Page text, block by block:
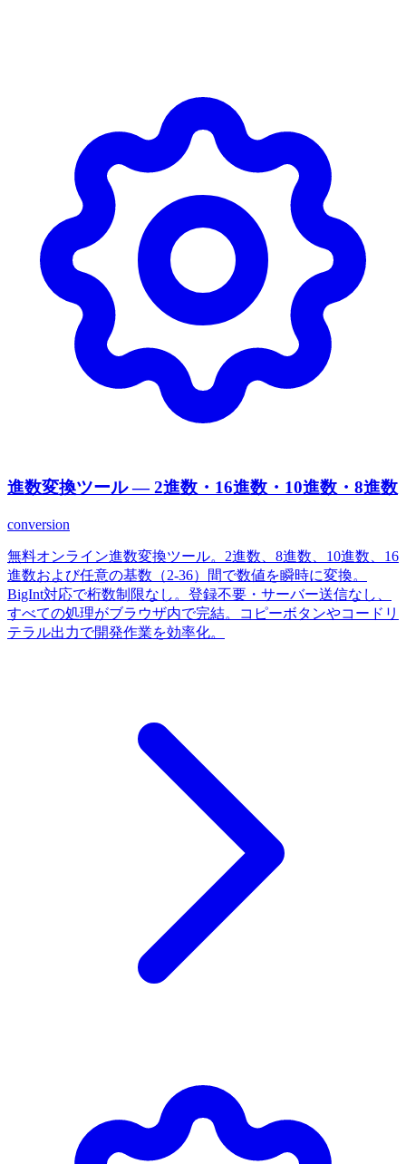
進数変換ツール — 2進数・16進数・10進数・8進数
conversion
無料オンライン進数変換ツール。2進数、8進数、10進数、16
進数および任意の基数（2-36）間で数値を瞬時に変換。
BigInt対応で桁数制限なし。登録不要・サーバー送信なし、
すべての処理がブラウザ内で完結。コピーボタンやコードリ
テラル出力で開発作業を効率化。